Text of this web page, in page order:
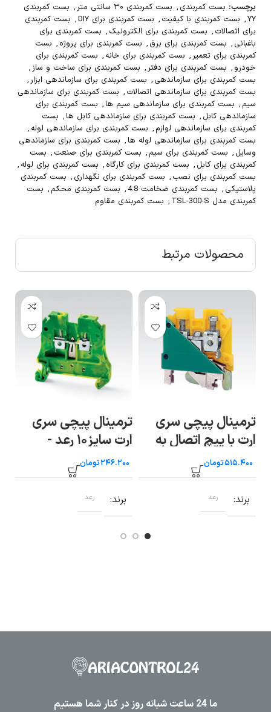
برچسب: بست کمربندی , بست کمربندی ۳۰ سانتی متر , بست کمربندی
YY
, بست کمربندی با کیفیت , بست کمربندی برای DIY , بست کمربندی
برای اتصالات , بست کمربندی برای الکترونیک , بست کمربندی برای
باغبانی , بست کمربندی برای برق , بست کمربندی برای پروژه , بست
کمربندی برای تعمیر , بست کمربندی برای خانه , بست کمربندی برای
خودرو , بست کمربندی برای دفتر , بست کمربندی برای ساخت و ساز ,
بست کمربندی برای سازماندهی , بست کمربندی برای سازماندهی ابزار ,
بست کمربندی برای سازماندهی اتصالات , بست کمربندی برای سازماندهی
سیم , بست کمربندی برای سازماندهی سیم ها , بست کمربندی برای
سازماندهی کابل , بست کمربندی برای سازماندهی کابل ها , بست
کمربندی برای سازماندهی لوازم , بست کمربندی برای سازماندهی لوله ,
بست کمربندی برای سازماندهی لوله ها , بست کمربندی برای سازماندهی
وسایل , بست کمربندی برای سیم , بست کمربندی برای صنعت , بست
کمربندی برای کابل , بست کمربندی برای کارگاه , بست کمربندی برای لوله ,
بست کمربندی برای نصب , بست کمربندی برای نگهداری , بست کمربندی
پلاستیکی , بست کمربندی ضخامت 4.8 , بست کمربندی محکم , بست
کمربندی مدل TSL-300-S
, بست کمربندی مقاوم
محصولات مرتبط
ترمینال پیچی سری
ارت با پیچ اتصال به
ریل سایز ۳۵ رعد
تومان
برند رعد
ترمینال پیچی سری
ارت سایز۱۰ رعد -
(RT/SG 10-E (RETX
10
تومان
برند رعد
ما 24 ساعت شبانه روز در کنار شما هستیم